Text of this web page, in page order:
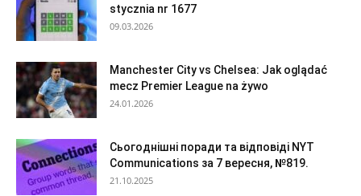
stycznia nr 1677
09.03.2026
Manchester City vs Chelsea: Jak oglądać
mecz Premier League na żywo
24.01.2026
Сьогоднішні поради та відповіді NYT
Communications за 7 вересня, №819.
21.10.2025